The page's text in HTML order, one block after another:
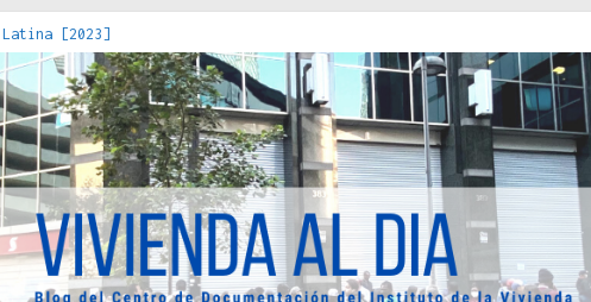
Latina [2023]
de los Estados : políticas, prácticas y representaciones [2022]
: hacia una teoría crítica de las fronteras latinoamericanas
adecuada [2019]
Seguro Obrero en Santiago : un patrimonio emblemático [2014]